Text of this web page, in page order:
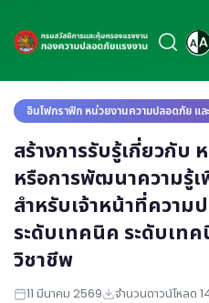
อินโฟกราฟิก หน่วยงานความปลอดภัย แล
สร้างการรับรู้เกี่ยวกับ
หรือการพัฒนาความรู้
สำหรับเจ้าหน้าที่ความ
ระดับเทคนิค ระดับเท
วิชาชีพ
11 มีนาคม 2569 จำนวนดาวน์โหลด